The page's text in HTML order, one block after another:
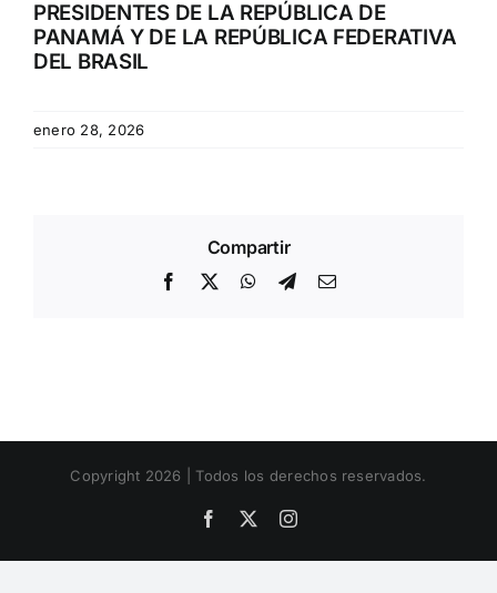
PRESIDENTES DE LA REPÚBLICA DE
PANAMÁ Y DE LA REPÚBLICA FEDERATIVA
DEL BRASIL
enero 28, 2026
Compartir
Facebook
X WhatsApp
TelegramEmail
Copyright 2026 | Todos los derechos reservados.
Facebook Instagram